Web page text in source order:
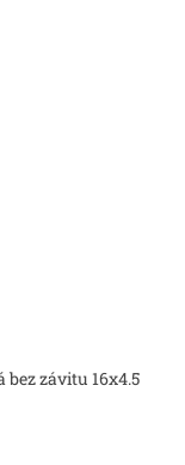
závitu 16x4.5